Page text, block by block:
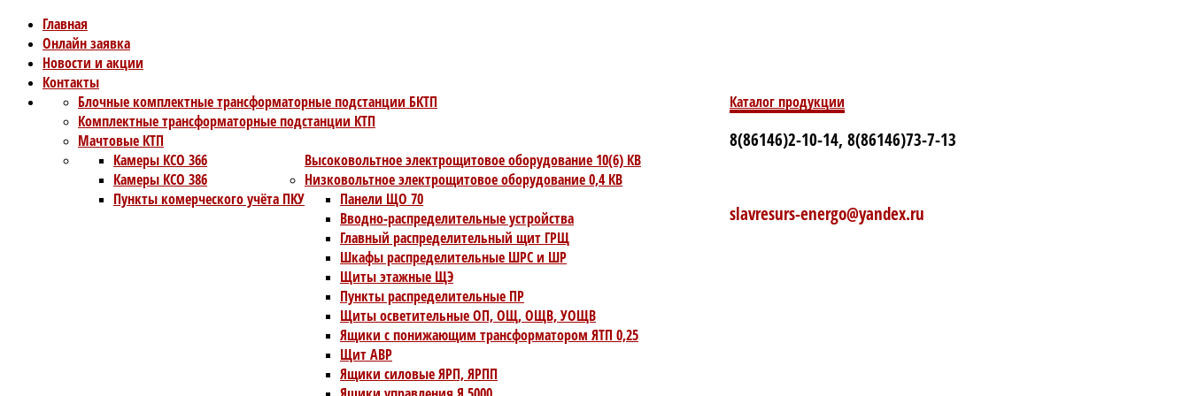
Главная
Онлайн заявка
Новости и акции
Контакты
Каталог продукции
Блочные комплектные трансформаторные подстанции БКТП
Комплектные трансформаторные подстанции КТП
Мачтовые КТП
Высоковольтное электрощитовое оборудование 10(6) КВ
Камеры КСО 366
Камеры КСО 386
Пункты комерческого учёта ПКУ
Низковольтное электрощитовое оборудование 0,4 КВ
Панели ЩО 70
Вводно-распределительные устройства
Главный распределительный щит ГРЩ
Шкафы распределительные ШРС и ШР
Щиты этажные ЩЭ
Пункты распределительные ПР
Щиты осветительные ОП, ОЩ, ОЩВ, УОЩВ
Ящики с понижающим трансформатором ЯТП 0,25
Щит АВР
Ящики силовые ЯРП, ЯРПП
8(86146)2-10-14, 8(86146)73-7-13
slavresurs-energo@yandex.ru